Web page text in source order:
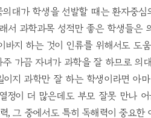
대가 학생을 선발할 때는 환자중심
서 과학과목 성적만 좋은 학생들은
지 하는 것이 인류를 위해서도 도
가끔 자녀가 과학을 잘 하므로 의
지 과학만 잘 하는 학생이라면 아
정이 더 많은데도 부모 잘못 만나
, 그 중에서도 특히 독해력이 중요한